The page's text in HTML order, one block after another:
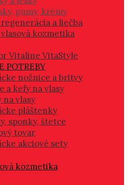
gumy, krémy
regenerácia a liečba
kozmetika
Vitaline VitaStyle
POTREBY
nožnice a britvy
a kefy na vlasy
na vlasy
pláštenky
sponky, štetce
tovar
akciové sety
kozmetika